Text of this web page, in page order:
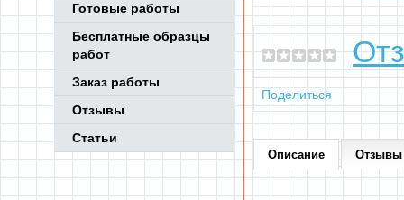
Готовые работы
Бесплатные образцы
работ
Заказ работы
Отзывы
Статьи
Поделиться
Описание Отзывы